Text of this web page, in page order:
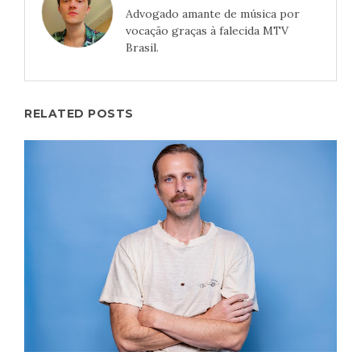
Advogado amante de música por
vocação graças à falecida MTV
Brasil.
RELATED POSTS